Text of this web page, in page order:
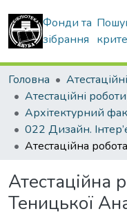
Фонди та
зібрання
Головна
Архітектурний
Атестаційна
Теницької